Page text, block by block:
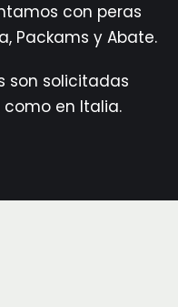
con peras
Packams y Abate.
son solicitadas
en Italia.